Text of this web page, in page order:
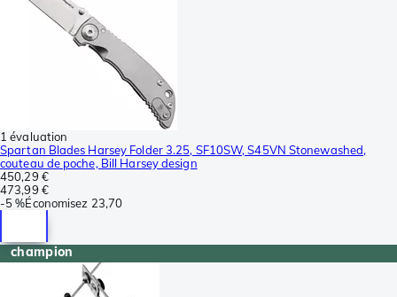
1 évaluation
Spartan Blades Harsey Folder 3.25, SF10SW, S45VN Stonewashed,
couteau de poche, Bill Harsey design
450,29 €
473,99 €
-5 %Économisez 23,70
champion